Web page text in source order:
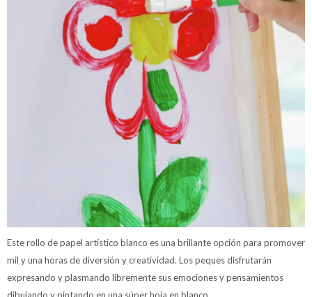
Este rollo de papel artístico blanco es una brillante opción para promover
mil y una horas de diversión y creatividad. Los peques disfrutarán
expresando y plasmando libremente sus emociones y pensamientos